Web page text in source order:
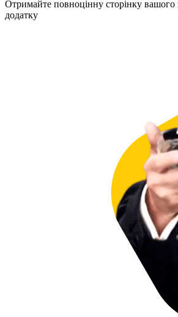
Отримайте повноцінну сторінку вашого
додатку